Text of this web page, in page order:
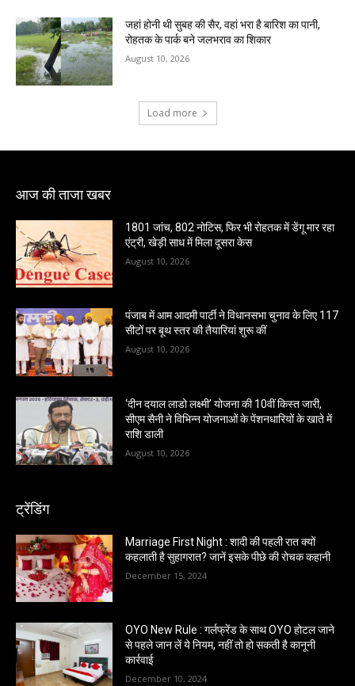
जहां होनी थी सुबह की सैर, वहां भरा है बारिश का पानी,
रोहतक के पार्क बने जलभराव का शिकार
August 10, 2026
Load more
आज की ताजा खबर
1801 जांच, 802 नोटिस, फिर भी रोहतक में डेंगू मार रहा
एंट्री, खेड़ी साध में मिला दूसरा केस
August 10, 2026
पंजाब में आम आदमी पार्टी ने विधानसभा चुनाव के लिए 117
सीटों पर बूथ स्तर की तैयारियां शुरू कीं
August 10, 2026
‘दीन दयाल लाडो लक्ष्मी’ योजना की 10वीं किस्त जारी,
सीएम सैनी ने विभिन्न योजनाओं के पेंशनधारियों के खाते में
राशि डाली
August 10, 2026
ट्रेंडिंग
Marriage First Night : शादी की पहली रात क्यों
कहलाती है सुहागरात? जानें इसके पीछे की रोचक कहानी
December 15, 2024
OYO New Rule : गर्लफ्रेंड के साथ OYO होटल जाने
से पहले जान लें ये नियम, नहीं तो हो सकती है कानूनी
कार्रवाई
December 10, 2024